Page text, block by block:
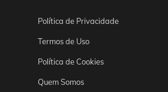
Política de Privacidade
Termos de Uso
Política de Cookies
Quem Somos